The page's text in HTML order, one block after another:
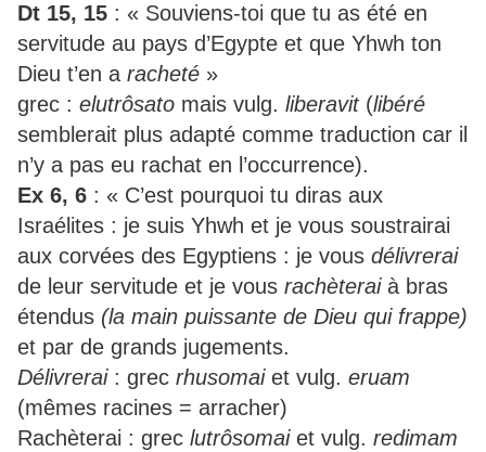
Dt 15, 15 : « Souviens-toi que tu as été en
servitude au pays d’Egypte et que Yhwh ton
Dieu t’en a racheté »
grec : elutrôsato mais vulg. liberavit (libéré
semblerait plus adapté comme traduction car il
n’y a pas eu rachat en l’occurrence).
Ex 6, 6 : « C’est pourquoi tu diras aux
Israélites : je suis Yhwh et je vous soustrairai
aux corvées des Egyptiens : je vous délivrerai
de leur servitude et je vous rachèteraià bras
étendus (la main puissante de Dieu qui frappe)
et par de grands jugements.
Délivrerai: grec rhusomaiet vulg. eruam
(mêmes racines = arracher)
Rachèterai : grec lutrôsomaiet vulg. redimam